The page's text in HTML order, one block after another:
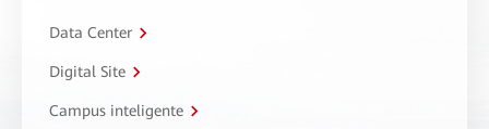
Data Center
Digital Site
Campus inteligente